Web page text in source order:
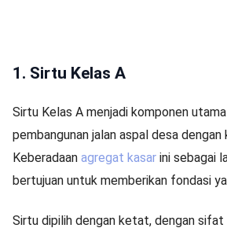
1. Sirtu Kelas A
Sirtu Kelas A menjadi komponen
pembangunan jalan aspal desa
Keberadaan agregat kasar ini sebagai
bertujuan untuk memberikan fondasi
Sirtu dipilih dengan ketat, dengan sifat